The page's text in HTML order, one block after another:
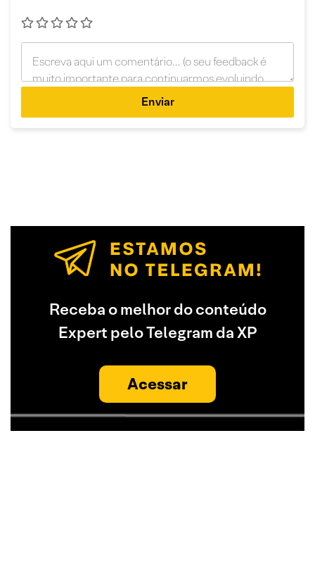
Enviar
Receba o melhor do conteúdo
Expert pelo Telegram da XP
Acessar